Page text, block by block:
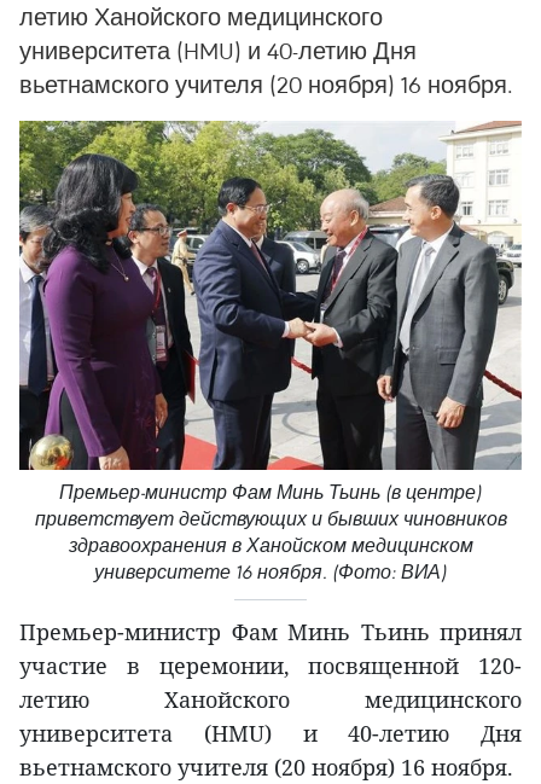
летию Ханойского медицинского
университета (HMU) и 40-летию Дня
вьетнамского учителя (20 ноября) 16 ноября.
Премьер-министр Фам Минь Тьинь (в центре)
приветствует действующих и бывших чиновников
здравоохранения в Ханойском медицинском
университете 16 ноября. (Фото: ВИА)
Премьер-министр Фам Минь Тьинь принял
участие в церемонии, посвященной 120-
летию Ханойского медицинского
университета (HMU) и 40-летию Дня
вьетнамского учителя (20 ноября) 16 ноября.